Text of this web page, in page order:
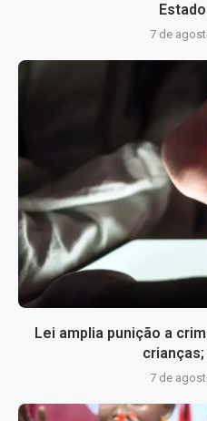
7 de
Lei amplia punição a
7 de